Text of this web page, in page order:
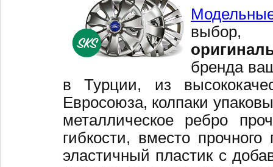
выбор,
бренда
в Турции, из
Евросоюза, колпаки
металлическое ребро
гибкости, вместо
эластичный пластик с